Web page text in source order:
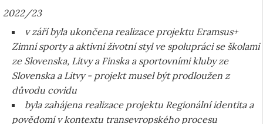
2022/23
v září byla ukončena realizace projektu Eramsus+
Zimní sporty a aktivní životní styl ve spolupráci se školami
ze Slovenska, Litvy a Finska a sportovními kluby ze
Slovenska a Litvy - projekt musel být prodloužen z
důvodu covidu
byla zahájena realizace projektu Regionální identita a
povědomí v kontextu transevropského procesu